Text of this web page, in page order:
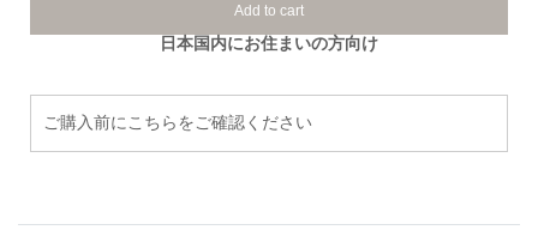
Add to cart
日本国内にお住まいの方向け
ご購入前にこちらをご確認ください